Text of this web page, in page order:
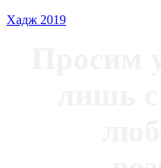
Хадж 2019